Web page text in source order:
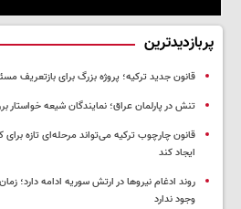
پربازدیدترین
قانون جدید ترکیه؛ پروژه بزرگ‌ برای بازتعریف
تنش در پارلمان عراق؛ نمایندگان شیعه
قانون چارچوب ترکیه می‌تواند مرحله‌ای تازه
ایجاد کند
روند ادغام نیروها در ارتش سوریه ادامه دارد؛
وجود ندارد